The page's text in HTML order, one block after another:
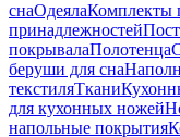
снаОдеялаКомплекты
принадлежностей
покрывалаПолотенца
беруши для сна
текстиляТкани
для кухонных ножей
напольные покрытия